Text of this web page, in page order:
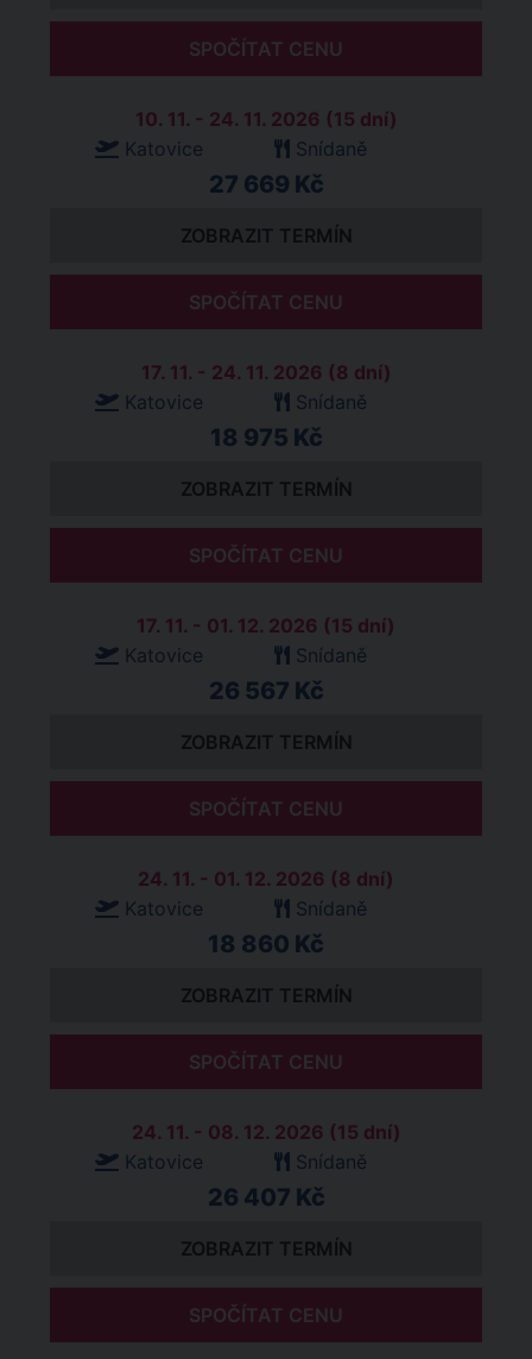
SPOČÍTAT CENU
10. 11. - 24. 11. 2026 (15 dní)
Katovice
Snídaně
27 669 Kč
ZOBRAZIT TERMÍN
SPOČÍTAT CENU
17. 11. - 24. 11. 2026 (8 dní)
Katovice
Snídaně
18 975 Kč
ZOBRAZIT TERMÍN
SPOČÍTAT CENU
17. 11. - 01. 12. 2026 (15 dní)
Katovice
Snídaně
26 567 Kč
ZOBRAZIT TERMÍN
SPOČÍTAT CENU
24. 11. - 01. 12. 2026 (8 dní)
Katovice
Snídaně
18 860 Kč
ZOBRAZIT TERMÍN
SPOČÍTAT CENU
24. 11. - 08. 12. 2026 (15 dní)
Katovice
Snídaně
26 407 Kč
ZOBRAZIT TERMÍN
SPOČÍTAT CENU